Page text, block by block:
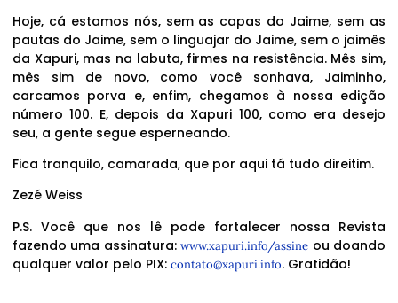
Hoje, cá estamos nós, sem as capas do Jaime, sem as
pautas do Jaime, sem o linguajar do Jaime, sem o jaimês
da Xapuri, mas na labuta, firmes na resistência. Mês sim,
mês sim de novo, como você sonhava, Jaiminho,
carcamos porva e, enfim, chegamos à nossa edição
número 100. E, depois da Xapuri 100, como era desejo
seu, a gente segue esperneando.
Fica tranquilo, camarada, que por aqui tá tudo direitim.
Zezé Weiss
P.S. Você que nos lê pode fortalecer nossa Revista
fazendo uma assinatura:www.xapuri.info/assine ou doando
qualquer valor pelo PIX: contato@xapuri.info. Gratidão!